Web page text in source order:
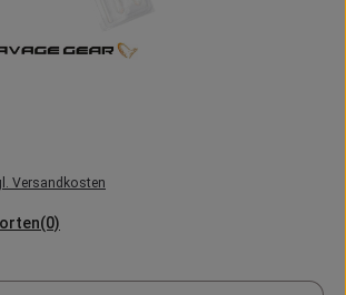
Versandkosten